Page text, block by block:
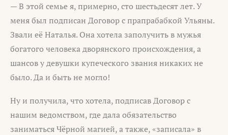
— В этой семье я, примерно, сто шестьдесят лет. У
меня был подписан Договор с прапрабабкой Ульяны.
Звали её Наталья. Она хотела заполучить в мужья
богатого человека дворянского происхождения, а
шансов у девушки купеческого звания никаких не
было. Да и быть не могло!
Ну и получила, что хотела, подписав Договор с
нашим ведомством, где дала обязательство
заниматься Чёрной магией, а также, «записала» в